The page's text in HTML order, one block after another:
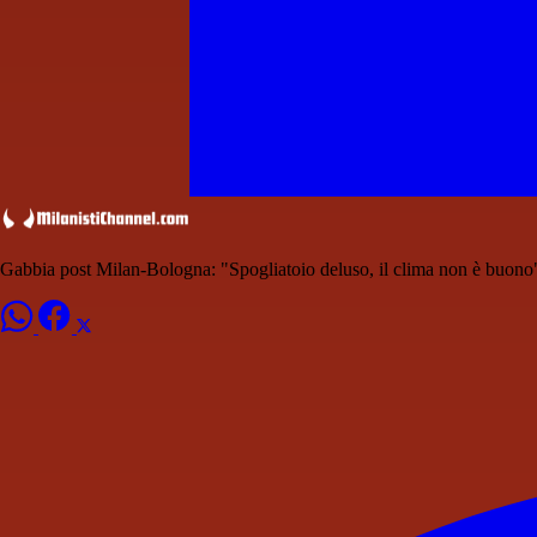
Gabbia post Milan-Bologna: "Spogliatoio deluso, il clima non è